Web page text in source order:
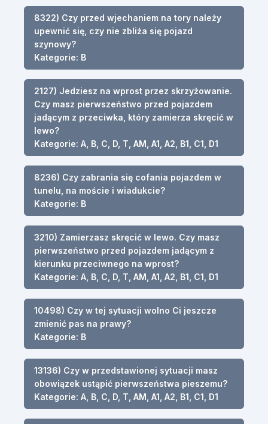
8322) Czy przed wjechaniem na tory należy
upewnić się, czy nie zbliża się pojazd
szynowy?
Kategorie: B
2127) Jedziesz na wprost przez skrzyżowanie.
Czy masz pierwszeństwo przed pojazdem
jadącym z przeciwka, który zamierza skręcić w
lewo?
Kategorie: A, B, C, D, T, AM, A1, A2, B1, C1, D1
8236) Czy zabrania się cofania pojazdem w
tunelu, na moście i wiadukcie?
Kategorie: B
3210) Zamierzasz skręcić w lewo. Czy masz
pierwszeństwo przed pojazdem jadącym z
kierunku przeciwnego na wprost?
Kategorie: A, B, C, D, T, AM, A1, A2, B1, C1, D1
10498) Czy w tej sytuacji wolno Ci jeszcze
zmienić pas na prawy?
Kategorie: B
13136) Czy w przedstawionej sytuacji masz
obowiązek ustąpić pierwszeństwa pieszemu?
Kategorie: A, B, C, D, T, AM, A1, A2, B1, C1, D1